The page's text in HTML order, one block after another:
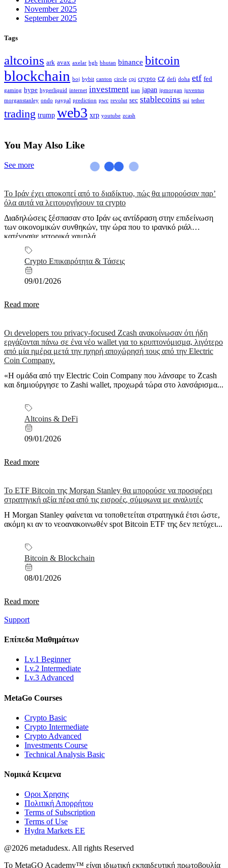
November 2025
September 2025
Tags
altcoins ark avax axelar bgb bhutan binance bitcoin
blockchain boj bybit canton circle cpi crypto cz defi doha etf fed
gaming hype hyperliquid internet investment iran japan jpmorgan juventus
morganstanley ondo paypal prediction pwc revolut sec stablecoins sui tether
trading trump web3 xrp youtube zcash
You May Also Like
See more
Το Ιράν έχει αποκοπεί από το διαδίκτυο, πώς θα μπορούσαν παρ’
όλα αυτά να λειτουργήσουν τα crypto
Διαδηλώσεις ξέσπασαν στο Ιράν ως αντίδραση στην επιδείνωση
των οικονομικών συνθηκών, την ώρα που το ιρανικό ριάλ
κατέγραψε ιστορικά χαμηλά...
Crypto Επικαιρότητα & Τάσεις
09/01/2026
Read more
Οι developers του privacy-focused Zcash ανακοίνωσαν ότι ήδη
εργάζονται πάνω σε ένα νέο wallet για το κρυπτονόμισμα, λιγότερο
από μία ημέρα μετά την ηχηρή αποχώρησή τους από την Electric
Coin Company.
«Η ομάδα από την Electric Coin Company που λάνσαρε το Zcash
και δημιούργησε το Zashi wallet, προχωρά τώρα στο λανσάρισμα...
Altcoins & DeFi
09/01/2026
Read more
Το ETF Bitcoin της Morgan Stanley θα μπορούσε να προσφέρει
στρατηγική αξία πέρα από τις εισροές, σύμφωνα με αναλυτές
Η Morgan Stanley φαίνεται να τοποθετείται στρατηγικά έτσι ώστε,
ακόμη κι αν το νεοανακοινωθέν spot Bitcoin ETF της δεν πετύχει...
Bitcoin & Blockchain
08/01/2026
Read more
Support
Επίπεδα Μαθημάτων
Lv.1 Beginner
Lv.2 Intermediate
Lv.3 Advanced
MetaGo Courses
Crypto Basic
Crypto Intermediate
Crypto Advanced
Investments Course
Technical Analysis Basic
Νομικά Κειμενα
Οροι Χρησης
Πολιτική Απορρήτου
Terms of Subscription
Terms of Use
Hydra Markets EE
@2026 metadudesx. All rights Reserved
Το MetaGO Academy™ είναι ιδιωτική εκπαιδευτική πρωτοβουλία